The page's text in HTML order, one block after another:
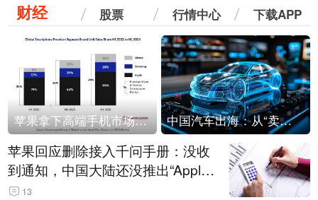
财经 股票 行情中心 下载APP
苹果拿下高端手机市场65%的份额：iPhone 17系列功不可没 中国汽车出海：从“卖出去”到“走进去”
苹果回应删除接入千问手册：没收
到通知，中国大陆还没推出“Apple
智能使用千问”功能
13